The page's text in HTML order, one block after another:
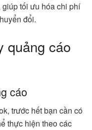
tối ưu hóa chi phí
đổi.
quảng cáo
cáo
trước hết bạn cần có
thực hiện theo các